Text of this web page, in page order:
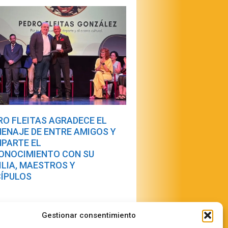
Gestionar consentimiento
FLEITAS AGRADECE EL
DE ENTRE AMIGOS Y
EL
CON SU
MAESTROS Y